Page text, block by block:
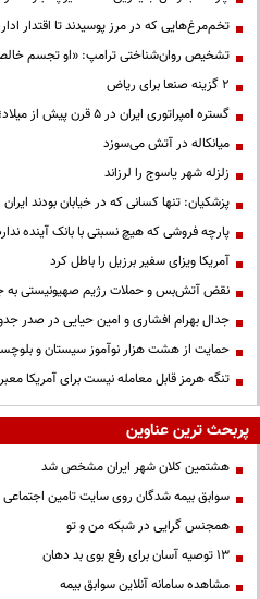
تخم‌مرغ‌هایی که در مرز پوسیدند تا اقتدار
تشخیص روان‌شناختی ترامپ: «او تجسم
۲ گزینه صنعا برای ریاض
گستره امپراتوری ایران در ۵ قرن پیش از میلاد؛ تصویری از ایران ۲۵ قرن پیش
میانکاله در آتش می‌سوزد
زلزله شهر یاسوج را لرزاند
پزشکیان: تنها کسانی که در خیابان بودند
پارچه فروشی که هیچ نسبتی با بانک آینده
آمریکا ویزای سفیر برزیل را باطل کرد
نقض آتش‌بس و حملات رژیم صهیونیستی به
جدال بهرام افشاری و امین حیایی در صدر
حمایت از هشت هزار نوآموز سیستان و
تنگه هرمز قابل معامله نیست برای آمریکا معبر
پربحث ترین عناوین
هشتمین کلان شهر ایران مشخص شد
سوابق بیمه شدگان روی سایت تامین اجتماعی
همجنس گرایی در شبکه من و تو
13 توصیه آسان برای رفع بوی بد دهان
مشاهده سامانه آنلاين سوابق بیمه